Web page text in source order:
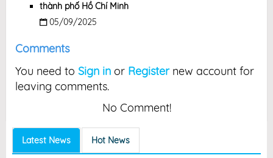
thành phố Hồ Chí Minh
05/09/2025
Comments
You need to Sign in or Registernew account for
leaving comments.
No Comment!
Latest News Hot News